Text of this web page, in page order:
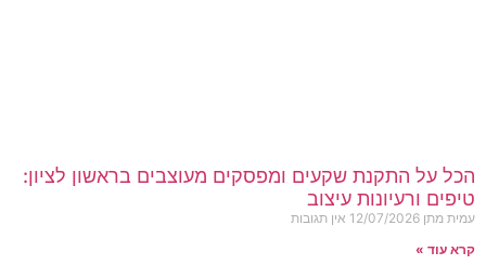
הכל על התקנת שקעים ומפסקים מעוצבים בראשון לציון:
טיפים ורעיונות עיצוב
עמית מתן 12/07/2026 אין תגובות
קרא עוד »